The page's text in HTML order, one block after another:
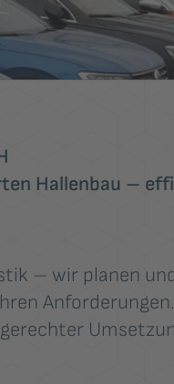
Hallenbau –
– wir planen